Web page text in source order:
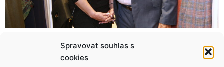
Spravovat souhlas s
cookies
Opravdu vypečené fórky! Klikněte a udělejte si den veselejší! Totální úlet! Tohle zakrvácené auto si chce koupit Kazma ze Streamu!